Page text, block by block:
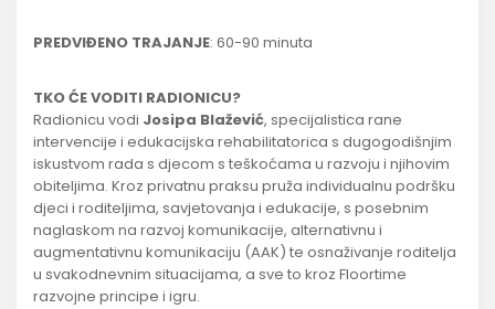
PREDVIĐENO TRAJANJE: 60-90 minuta
TKO ĆE VODITI RADIONICU?
Radionicu vodi Josipa Blažević, specijalistica rane
intervencije i edukacijska rehabilitatorica s dugogodišnjim
iskustvom rada s djecom s teškoćama u razvoju i njihovim
obiteljima. Kroz privatnu praksu pruža individualnu podršku
djeci i roditeljima, savjetovanja i edukacije, s posebnim
naglaskom na razvoj komunikacije, alternativnu i
augmentativnu komunikaciju (AAK) te osnaživanje roditelja
u svakodnevnim situacijama, a sve to kroz Floortime
razvojne principe i igru.